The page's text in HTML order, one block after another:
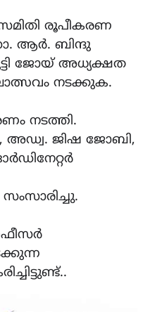
രൂപീകരണ
ആർ. ബിന്ദു
ജോയ് അധ്യക്ഷത
നടക്കുക.
നടത്തി.
അഡ്വ. ജിഷ ജോബി,